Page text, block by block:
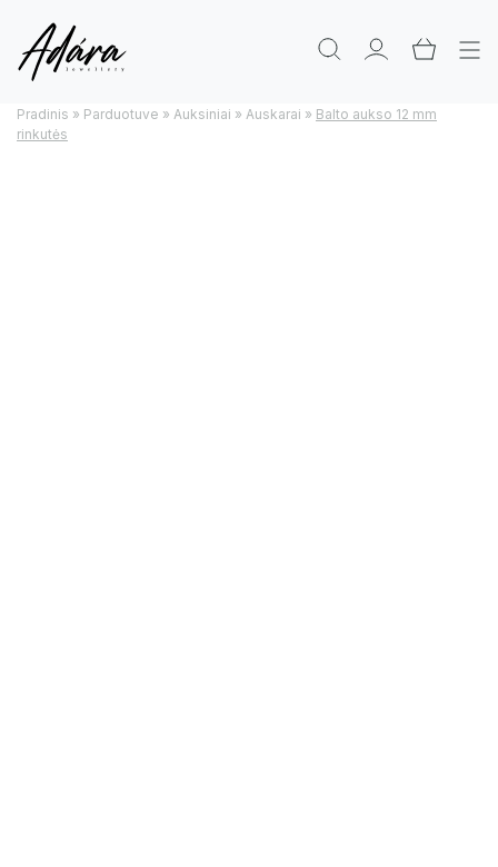
Pradinis » Parduotuve » Auksiniai » Auskarai » Balto aukso 12 mm
rinkutės